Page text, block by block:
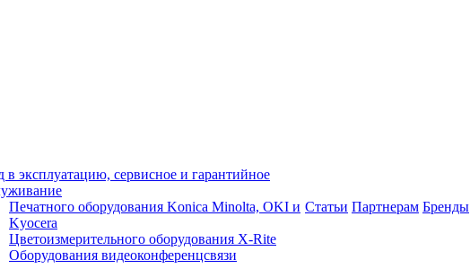
в эксплуатацию, сервисное и гарантийное
Печатного оборудования Konica Minolta, OKI и
Kyocera
Цветоизмерительного оборудования X-Rite
Оборудования видеоконференцсвязи
Статьи Партнерам Бренды